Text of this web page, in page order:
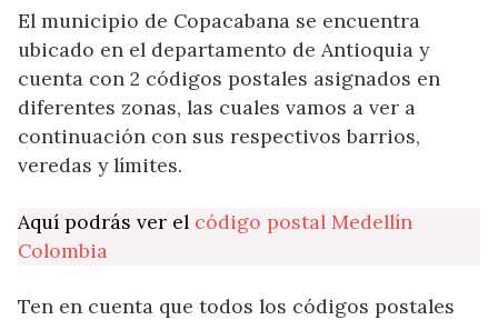
El municipio de Copacabana se encuentra
ubicado en el departamento de Antioquia y
cuenta con 2 códigos postales asignados en
diferentes zonas, las cuales vamos a ver a
continuación con sus respectivos barrios,
veredas y límites.
Aquí podrás ver el código postal Medellín
Colombia
Ten en cuenta que todos los códigos postales